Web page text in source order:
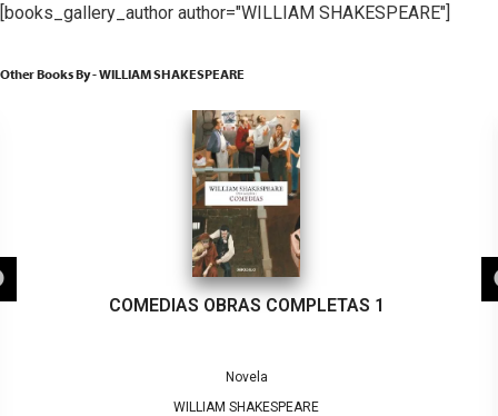
[books_gallery_author author="WILLIAM SHAKESPEARE"]
Other Books By - WILLIAM SHAKESPEARE
COMEDIAS OBRAS COMPLETAS 1
Novela
WILLIAM SHAKESPEARE